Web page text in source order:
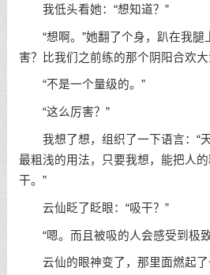
我低头看她：“想知道？”
“想啊。”她翻了个身，趴在我腿
害？比我们之前练的那个阴阳合欢大
“不是一个量级的。”
“这么厉害？”
我想了想，组织了一下语言：“
最粗浅的用法，只要我想，能把人
干。”
云仙眨了眨眼：“吸干？”
“嗯。而且被吸的人会感受到极致
云仙的眼神变了，那里面燃起了